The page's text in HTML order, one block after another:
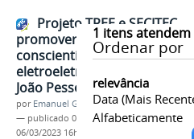
1 itens
Ordenar por
relevância
Data (mais
Alfabeticamente
Projeto TREE e SECITEC
promoveram ações de
conscientização sobre
eletroeletrônicos na 19ª SNCT
João Pessoa
por Emanuel Gomes Soares
— publicado 06/03/2023—última
06/03/2023 16h22